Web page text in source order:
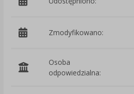
Zmodyfikowano:
Osoba
odpowiedzialna: